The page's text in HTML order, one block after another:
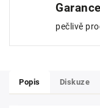
pečlivě
Popis Diskuze